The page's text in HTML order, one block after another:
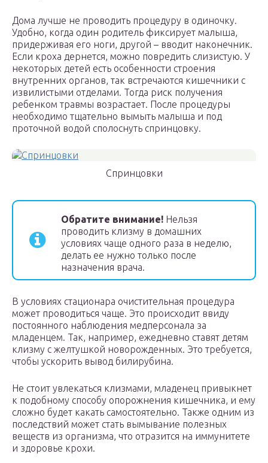
Дома лучше не проводить процедуру в одиночку.
Удобно, когда один родитель фиксирует малыша,
придерживая его ноги, другой – вводит наконечник.
Если кроха дернется, можно повредить слизистую. У
некоторых детей есть особенности строения
внутренних органов, так встречаются кишечники с
извилистыми отделами. Тогда риск получения
ребенком травмы возрастает. После процедуры
необходимо тщательно вымыть малыша и под
проточной водой сполоснуть спринцовку.
Спринцовки
Обратите внимание! Нельзя
проводить клизму в домашних
условиях чаще одного раза в неделю,
делать ее нужно только после
назначения врача.
В условиях стационара очистительная процедура
может проводиться чаще. Это происходит ввиду
постоянного наблюдения медперсонала за
младенцем. Так, например, ежедневно ставят детям
клизму с желтушкой новорожденных. Это требуется,
чтобы ускорить вывод билирубина.
Не стоит увлекаться клизмами, младенец привыкнет
к подобному способу опорожнения кишечника, и ему
сложно будет какать самостоятельно. Также одним из
последствий может стать вымывание полезных
веществ из организма, что отразится на иммунитете
и здоровье крохи.